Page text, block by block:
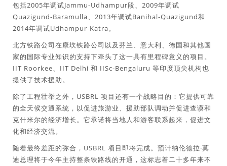
包括2005年调试Jammu-Udhampur段、2009年调试
Quazigund-Baramulla、2013年调试Banihal-Quazigund和
2014年调试Udhampur-Katra。
北方铁路公司在康坎铁路公司以及芬兰、意大利、德国和其他国
家的国际专业知识的支持下牵头了这一具有里程碑意义的项目。
IIT Roorkee、IIT Delhi 和 IISc-Bengaluru 等印度顶尖机构也
提供了技术援助。
除了工程壮举之外，USBRL 项目还有一个战略目的：它提供可靠
的全天候交通系统，以促进旅游业、援助部队调动并促进查谟和
克什米尔的经济增长。它承诺将当地人和游客联系起来，促进文
化和经济交流。
随着最终差距的弥合，USBRL 项目即将完成。预计纳伦德拉·莫
迪总理将于今年主持整条铁路线的开通，这标志着二十多年来不